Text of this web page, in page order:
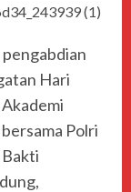
pengabdian
Hari
Polri